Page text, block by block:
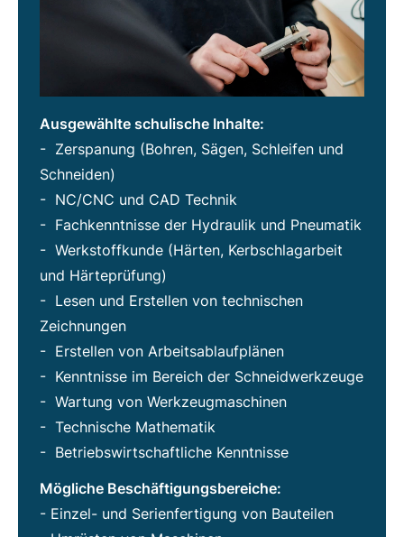
Ausgewählte schulische Inhalte:
- Zerspanung (Bohren, Sägen, Schleifen und
Schneiden)
- NC/CNC und CAD Technik
- Fachkenntnisse der Hydraulik und Pneumatik
- Werkstoffkunde (Härten, Kerbschlagarbeit
und Härteprüfung)
- Lesen und Erstellen von technischen
Zeichnungen
- Erstellen von Arbeitsablaufplänen
- Kenntnisse im Bereich der Schneidwerkzeuge
- Wartung von Werkzeugmaschinen
- Technische Mathematik
- Betriebswirtschaftliche Kenntnisse
Mögliche Beschäftigungsbereiche:
- Einzel- und Serienfertigung von Bauteilen